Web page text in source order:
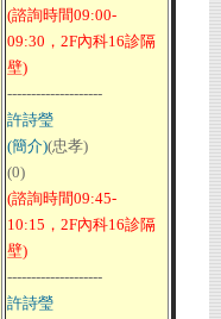
(諮詢時間09:00-
09:30，2F內科16診隔
壁)
--------------------
許詩瑩
(簡介)(忠孝)
(0)
(諮詢時間09:45-
10:15，2F內科16診隔
壁)
--------------------
許詩瑩